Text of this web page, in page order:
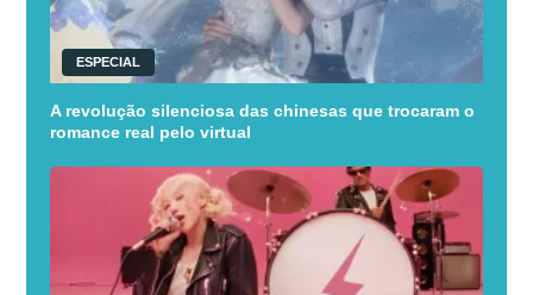
ESPECIAL
A revolução silenciosa das chinesas que trocaram o
romance real pelo virtual